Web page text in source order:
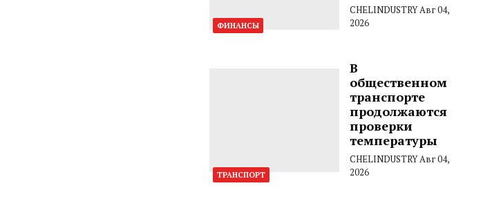
ФИНАНСЫ
CHELINDUSTRYАвг 04,
2026
ТРАНСПОРТ
В
общественном
транспорте
продолжаются
проверки
температуры
CHELINDUSTRYАвг 04,
2026